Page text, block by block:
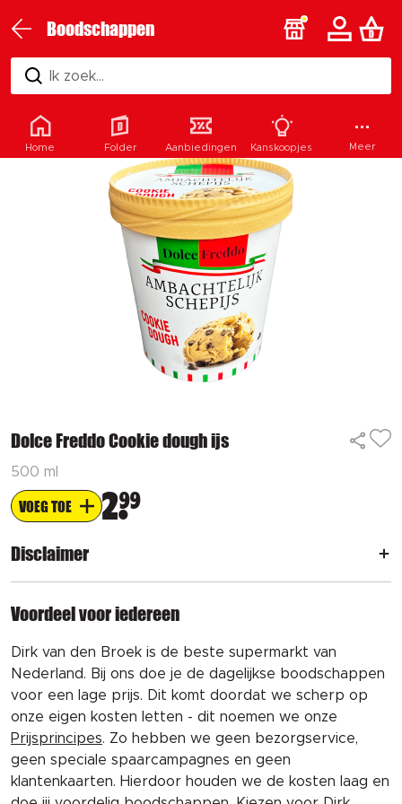
Boodschappen
Ik zoek...
Dolce Freddo Cookie dough ijs
500 ml
VOEG TOE 299
Disclaimer
Voordeel voor iedereen
Dirk van den Broek is de beste supermarkt van
Nederland. Bij ons doe je de dagelijkse boodschappen
voor een lage prijs. Dit komt doordat we scherp op
onze eigen kosten letten - dit noemen we onze
Prijsprincipes. Zo hebben we geen bezorgservice,
geen speciale spaarcampagnes en geen
klantenkaarten. Hierdoor houden we de kosten laag en
Home Folder Aanbiedingen Kanskoopjes Meer